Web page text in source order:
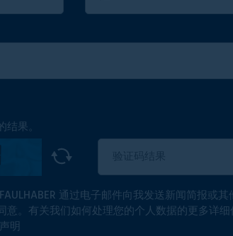
果。
通过电子邮件向我发送新闻简报或其
。有关我们如何处理您的个人数据的更多详细
明